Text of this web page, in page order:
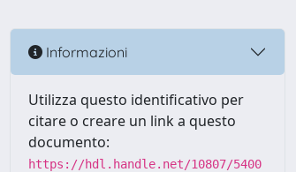
Informazioni
Utilizza questo identificativo per
citare o creare un link a questo
documento:
https://hdl.handle.net/10807/5400